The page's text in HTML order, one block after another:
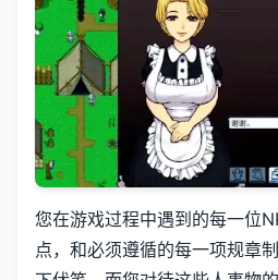
您在游戏过程中遇到的每一位
点，和必须遵循的每一项规章